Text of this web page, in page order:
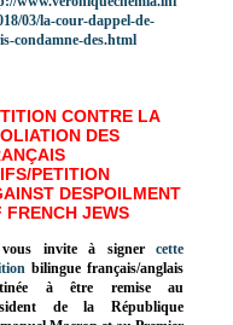
03/la-cour-dappel-de-
condamne-des.html
CONTRE LA
DES
PETITION
DESPOILMENT
FRENCH JEWS
invite à signer cette
bilingue français/anglais
à être remise au
de la République